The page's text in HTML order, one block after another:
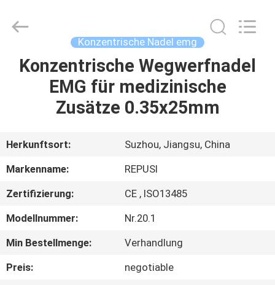
HAUS
PRODUKTE
ÜBER
UNS
FABRIK-
AUSFLUG
QUALITÄTSKONTROLLE
Electronics
Co.,Ltd..
Konzentrische Nadel emg
Konzentrische Wegwerfnadel
EMG für medizinische
Zusätze 0.35x25mm
Herkunftsort:
Suzhou, Jiangsu, China
Markenname:
REPUSI
Zertifizierung:
CE , ISO13485
Modellnummer:
Nr.20.1
Min Bestellmenge:
Verhandlung
Preis:
negotiable